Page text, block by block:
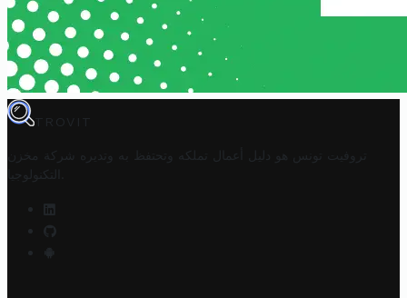
TROVIT
تروفيت تونس هو دليل أعمال تملكه وتحتفظ به وتديره
شركة مخزن
التكنولوجيا